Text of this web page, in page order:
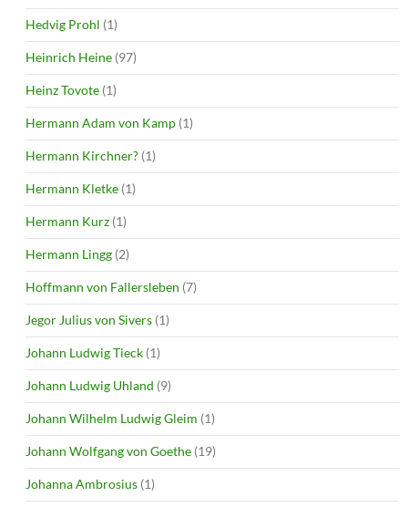
Hedvig Prohl (1)
Heinrich Heine (97)
Heinz Tovote (1)
Hermann Adam von Kamp (1)
Hermann Kirchner? (1)
Hermann Kletke (1)
Hermann Kurz (1)
Hermann Lingg (2)
Hoffmann von Fallersleben (7)
Jegor Julius von Sivers (1)
Johann Ludwig Tieck (1)
Johann Ludwig Uhland (9)
Johann Wilhelm Ludwig Gleim (1)
Johann Wolfgang von Goethe (19)
Johanna Ambrosius (1)